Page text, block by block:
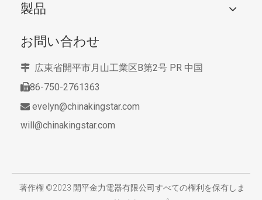
製品
お問い合わせ
 広東省開平市月山工業区B第2号 PR 中国
86-750-2761363
 evelyn@chinakingstar.com
will@chinakingstar.com
著作権 ©2023 開平金力電器有限公司すべての権利を保有しま